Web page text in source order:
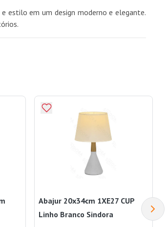
estilo em um design moderno e elegante.
Abajur 20x34cm 1XE27 CUP
Linho Branco Sindora